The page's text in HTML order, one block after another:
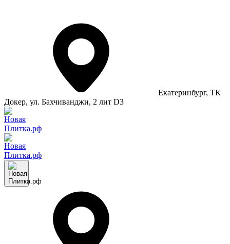
Екатеринбург, ТК
Докер, ул. Бахчиванджи, 2 лит D3